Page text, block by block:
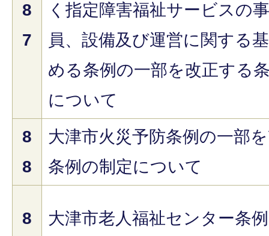
8
7
く指定障害福祉サービスの
員、設備及び運営に関する
める条例の一部を改正する
について
8
8
大津市火災予防条例の一部
条例の制定について
8 大津市老人福祉センター条